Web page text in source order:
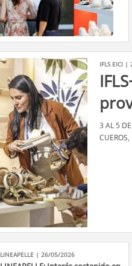
IFLS EICI
3 AL 5
LINEAPELLE | 26/05/2026